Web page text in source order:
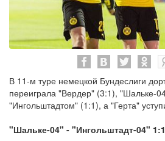
В 11-м туре немецкой Бундеслиги
переиграла "Вердер" (3:1), "Шальке-
"Ингольштадтом" (1:1), а "Герта"
"Шальке-04" - "Ингольштадт-04" 1:1